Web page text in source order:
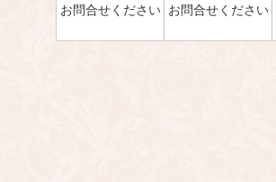
お問合せください お問合せください